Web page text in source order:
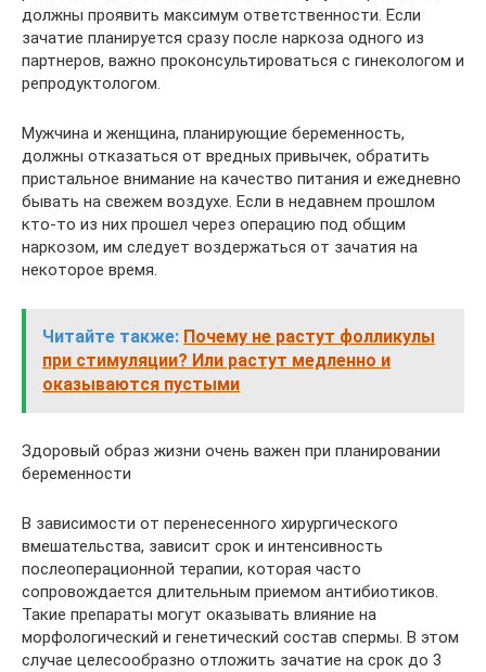
должны проявить максимум ответственности. Если
зачатие планируется сразу после наркоза одного из
партнеров, важно проконсультироваться с гинекологом и
репродуктологом.
Мужчина и женщина, планирующие беременность,
должны отказаться от вредных привычек, обратить
пристальное внимание на качество питания и ежедневно
бывать на свежем воздухе. Если в недавнем прошлом
кто-то из них прошел через операцию под общим
наркозом, им следует воздержаться от зачатия на
некоторое время.
Читайте также: Почему не растут фолликулы
при стимуляции? Или растут медленно и
оказываются пустыми
Здоровый образ жизни очень важен при планировании
беременности
В зависимости от перенесенного хирургического
вмешательства, зависит срок и интенсивность
послеоперационной терапии, которая часто
сопровождается длительным приемом антибиотиков.
Такие препараты могут оказывать влияние на
морфологический и генетический состав спермы. В этом
случае целесообразно отложить зачатие на срок до 3